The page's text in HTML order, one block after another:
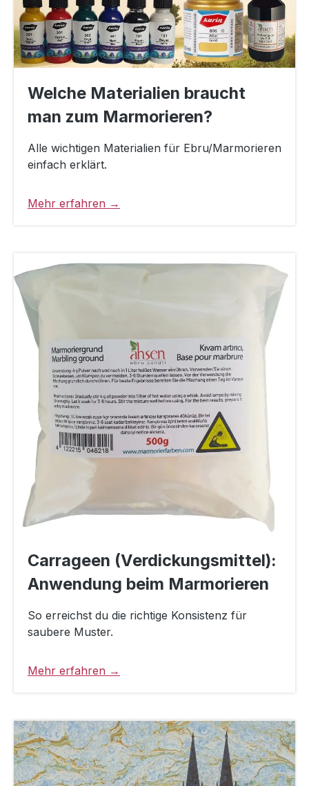
Welche Materialien braucht
man zum Marmorieren?
Alle wichtigen Materialien für Ebru/Marmorieren
einfach erklärt.
Mehr erfahren →
Carrageen (Verdickungsmittel):
Anwendung beim Marmorieren
So erreichst du die richtige Konsistenz für
saubere Muster.
Mehr erfahren →